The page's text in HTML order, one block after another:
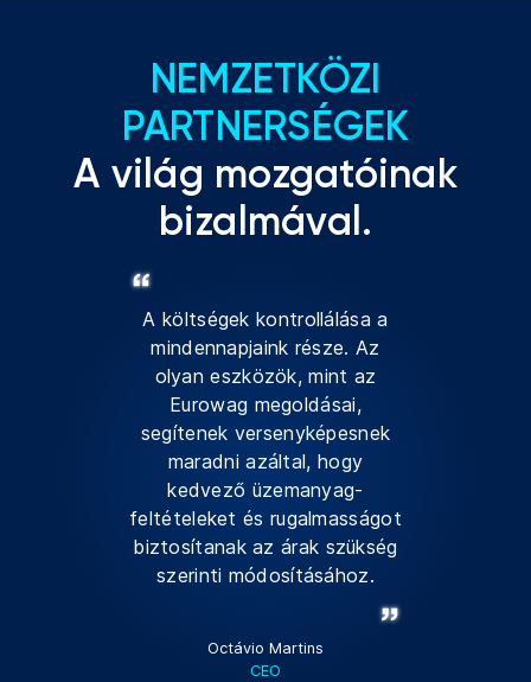
NEMZETKÖZI
PARTNERSÉGEK
A világ mozgatóinak
bizalmával.
A költségek kontrollálása a
mindennapjaink része. Az
olyan eszközök, mint az
Eurowag megoldásai,
segítenek versenyképesnek
maradni azáltal, hogy
kedvező üzemanyag-
feltételeket és rugalmasságot
biztosítanak az árak szükség
szerinti módosításához.
Octávio Martins
CEO